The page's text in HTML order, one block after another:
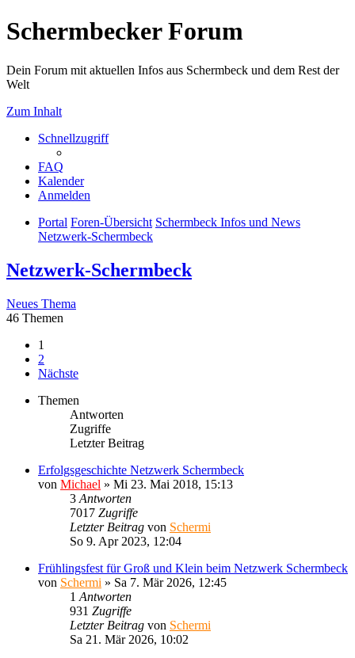
Schermbecker Forum
Dein Forum mit aktuellen Infos aus Schermbeck und dem Rest der
Welt
Zum Inhalt
Schnellzugriff
FAQ
Kalender
Anmelden
Portal Foren-Übersicht Schermbeck Infos und News
Netzwerk-Schermbeck
Netzwerk-Schermbeck
Neues Thema
46 Themen
1
2
Nächste
Themen
Antworten
Zugriffe
Letzter Beitrag
Erfolgsgeschichte Netzwerk Schermbeck
von Michael » Mi 23. Mai 2018, 15:13
3 Antworten
7017 Zugriffe
Letzter Beitrag von Schermi
So 9. Apr 2023, 12:04
Frühlingsfest für Groß und Klein beim Netzwerk Schermbeck
von Schermi » Sa 7. Mär 2026, 12:45
1 Antworten
931 Zugriffe
Letzter Beitrag von Schermi
Sa 21. Mär 2026, 10:02